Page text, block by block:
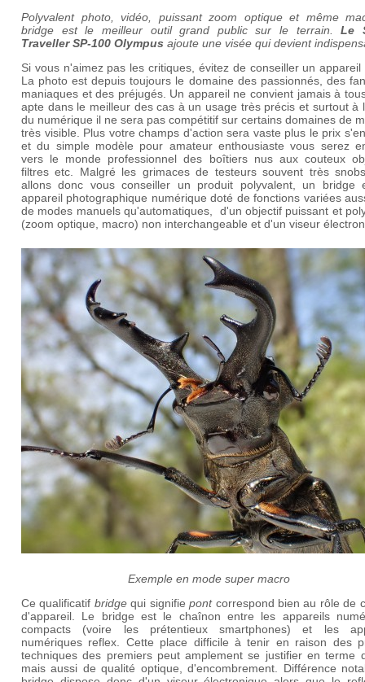
Polyvalent photo, vidéo, puissant zoom optique et même
bridge est le meilleur outil grand public sur le terrain.Le
Traveller SP-100 Olympus ajoute une visée qui devient
Si vous n'aimez pas les critiques, évitez de conseiller un appareil
La photo est depuis toujours le domaine des passionnés, des
maniaques et des préjugés. Un appareil ne convient jamais à
apte dans le meilleur des cas à un usage très précis et surtout à
du numérique il ne sera pas compétitif sur certains domaines de
très visible. Plus votre champs d'action sera vaste plus le prix
et du simple modèle pour amateur enthousiaste vous serez
vers le monde professionnel des boîtiers nus aux couteux
filtres etc. Malgré les grimaces de testeurs souvent très
allons donc vous conseiller un produit polyvalent, un bridge
appareil photographique numérique doté de fonctions variées
de modes manuels qu'automatiques, d'un objectif puissant et
(zoom optique, macro) non interchangeable et d'un viseur
Exemple en mode super macro
Ce qualificatif bridgequi signifiepontcorrespond bien au rôle de
d'appareil. Le bridge est le chaînon entre les appareils
compacts (voire les prétentieux smartphones) et les
numériques reflex. Cette place difficile à tenir en raison des
techniques des premiers peut amplement se justifier en terme
mais aussi de qualité optique, d'encombrement. Différence